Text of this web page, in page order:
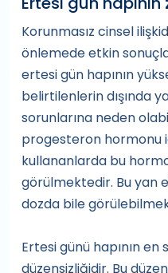
Korunmasız cinsel
önlemede etkin
ertesi gün hapının
belirtilenlerin dışında
sorunlarına neden
progesteron hormonu
kullananlarda bu
görülmektedir. Bu yan
dozda bile
Ertesi günü hapının
düzensizliğidir. Bu